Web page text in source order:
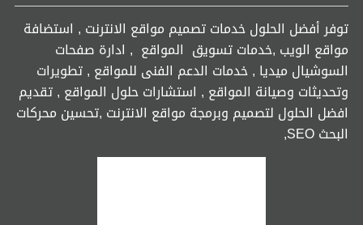
توفر أفضل الحلول خدمات تصميم مواقع الانترنت , استضافة
مواقع الويب ,خدمات تسويق المواقع , ادارة صفحات
السوشيال ميديا , خدمات الدعم الفنى للمواقع , تطويرات
وتحديثات وصيانة المواقع , استشارات حلول المواقع , تقديم
افضل الحلول لتصميم وبرمجة مواقع الانترنت ,تحسين محركات
البحث SEO,